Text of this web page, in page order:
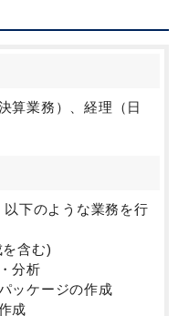
が、撮影スタジオ
ム制も活用されてい
す。
ですので、ご興味が
算業務）、経理（日
下のような業務を行
含む)
分析
ッケージの作成
成